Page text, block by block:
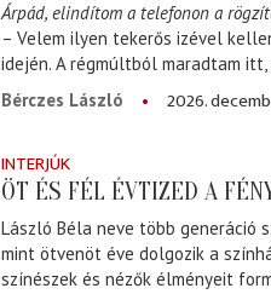
Árpád, elindítom a telefonon a
– Velem ilyen tekerős izével
idején. A régmúltból maradtam itt,
Bérczes László
2026.
INTERJÚK
ÖT ÉS FÉL ÉVTIZED A
László Béla neve több generáció
mint ötvenöt éve dolgozik a
színészek és nézők élményeit